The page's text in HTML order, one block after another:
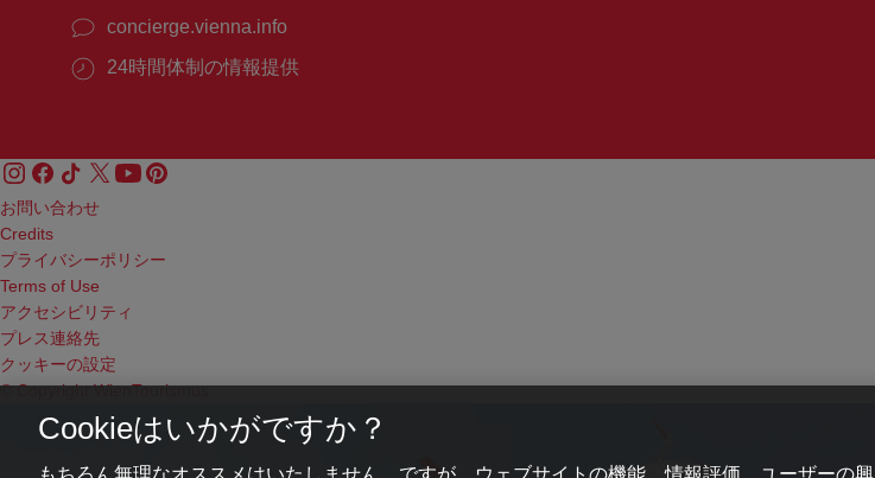
concierge.vienna.info
24時間体制の情報提供
お問い合わせ
Credits
プライバシーポリシー
Terms of Use
アクセシビリティ
プレス連絡先
クッキーの設定
© Copyright WienTourismus
Cookieはいかがですか？
もちろん無理なオススメはいたしません。ですが、ウェブサイトの機能、情報評価、ユーザーの興